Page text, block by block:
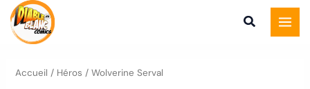
Aller
contenu
Accueil / Héros / Wolverine Serval